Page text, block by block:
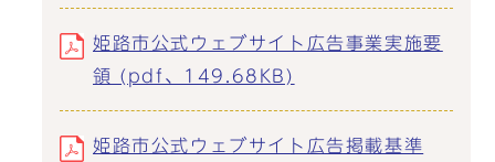
姫路市公式ウェブサイト広告事業実施要
領 (pdf、149.68KB)
姫路市公式ウェブサイト広告掲載基準